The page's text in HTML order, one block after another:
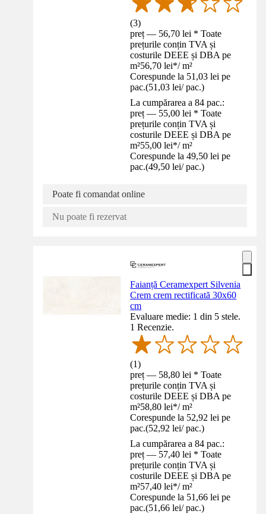
(3)
preț — 56,70 lei * Toate
prețurile conțin TVA și
costurile DEEE și DBA pe
m²56,70 lei*/ m²
Corespunde la 51,03 lei pe
pac.(51,03 lei/ pac.)
La cumpărarea a 84 pac.:
preț — 55,00 lei * Toate
prețurile conțin TVA și
costurile DEEE și DBA pe
m²55,00 lei*/ m²
Corespunde la 49,50 lei pe
pac.(49,50 lei/ pac.)
Poate fi comandat online
Nu poate fi rezervat
Faianță Ceramexpert Silvenia
Crem crem rectificată 30x60
cm
Evaluare medie: 1 din 5 stele.
1 Recenzie.
(1)
preț — 58,80 lei * Toate
prețurile conțin TVA și
costurile DEEE și DBA pe
m²58,80 lei*/ m²
Corespunde la 52,92 lei pe
pac.(52,92 lei/ pac.)
La cumpărarea a 84 pac.:
preț — 57,40 lei * Toate
prețurile conțin TVA și
costurile DEEE și DBA pe
m²57,40 lei*/ m²
Corespunde la 51,66 lei pe
pac.(51,66 lei/ pac.)